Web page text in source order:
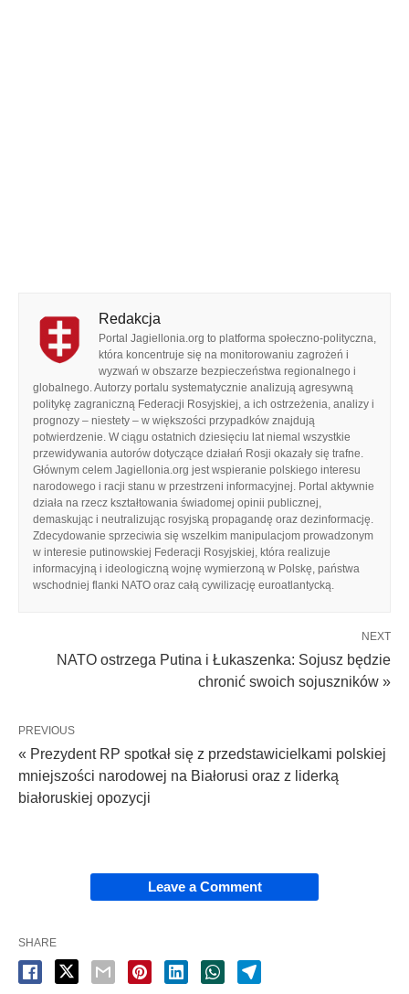
Redakcja
Portal Jagiellonia.org to platforma społeczno-polityczna,
która koncentruje się na monitorowaniu zagrożeń i
wyzwań w obszarze bezpieczeństwa regionalnego i
globalnego. Autorzy portalu systematycznie analizują agresywną
politykę zagraniczną Federacji Rosyjskiej, a ich ostrzeżenia, analizy i
prognozy – niestety – w większości przypadków znajdują
potwierdzenie. W ciągu ostatnich dziesięciu lat niemal wszystkie
przewidywania autorów dotyczące działań Rosji okazały się trafne.
Głównym celem Jagiellonia.org jest wspieranie polskiego interesu
narodowego i racji stanu w przestrzeni informacyjnej. Portal aktywnie
działa na rzecz kształtowania świadomej opinii publicznej,
demaskując i neutralizując rosyjską propagandę oraz dezinformację.
Zdecydowanie sprzeciwia się wszelkim manipulacjom prowadzonym
w interesie putinowskiej Federacji Rosyjskiej, która realizuje
informacyjną i ideologiczną wojnę wymierzoną w Polskę, państwa
wschodniej flanki NATO oraz całą cywilizację euroatlantycką.
NEXT
NATO ostrzega Putina i Łukaszenka: Sojusz będzie
chronić swoich sojuszników »
PREVIOUS
« Prezydent RP spotkał się z przedstawicielkami polskiej
mniejszości narodowej na Białorusi oraz z liderką
białoruskiej opozycji
Leave a Comment
SHARE